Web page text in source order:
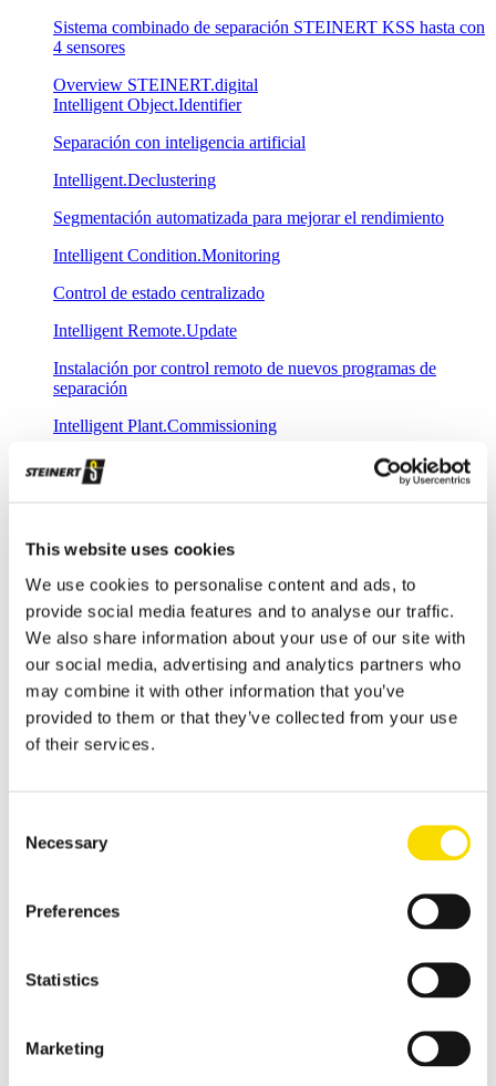
This website uses cookies
We use cookies to personalise content and ads, to
provide social media features and to analyse our traffic.
We also share information about your use of our site with
our social media, advertising and analytics partners who
may combine it with other information that you’ve
provided to them or that they’ve collected from your use
of their services.
Selection
Necessary
Preferences
Statistics
Marketing
Sistema combinado de separación STEINERT KSS hasta con
4 sensores
Overview STEINERT.digital
Intelligent Object.Identifier
Separación con inteligencia artificial
Intelligent.Declustering
Segmentación automatizada para mejorar el rendimiento
Intelligent Condition.Monitoring
Control de estado centralizado
Intelligent Remote.Update
Instalación por control remoto de nuevos programas de
separación
Intelligent Plant.Commissioning
Puesta en servicio rápida con base de datos espectrales
centralizada
Reciclaje de metales
Los avances en reciclaje de metales son tradición en
Reciclaje de residuos
Separación de residuos: las soluciones adecuadas para
múltiples demandas
Líder en tecnología magnética y separación para mejorar el
visión general reciclaje de metales
Soluciones innovadoras y asistidas por sensores que permiten
aumentar la capacidad de separación para un reciclaje de